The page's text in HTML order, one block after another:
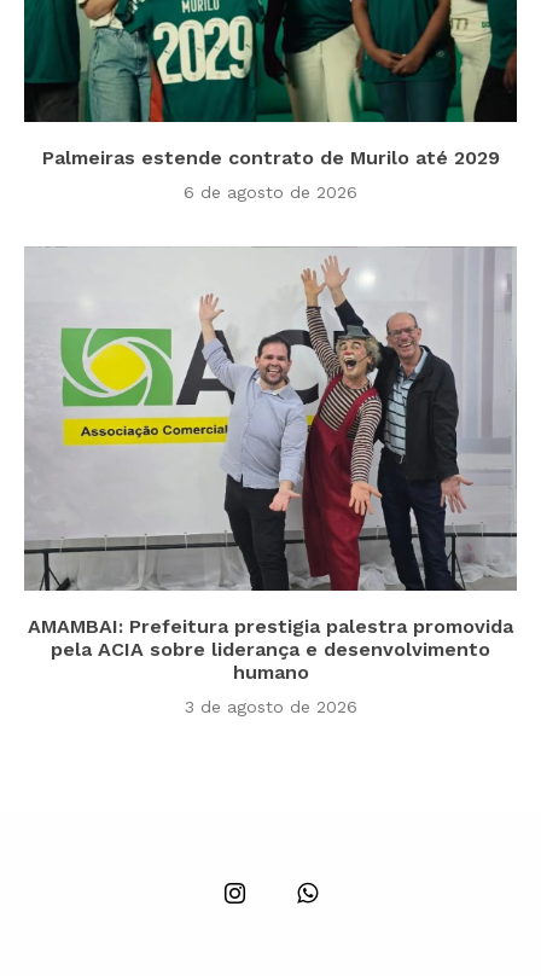
Palmeiras estende contrato de Murilo até 2029
6 de agosto de 2026
AMAMBAI: Prefeitura prestigia palestra promovida
pela ACIA sobre liderança e desenvolvimento
humano
3 de agosto de 2026